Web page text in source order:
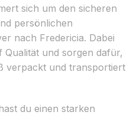
sich um den sicheren
persönlichen
nach Fredericia. Dabei
und sorgen dafür,
verpackt und transportiert
du einen starken